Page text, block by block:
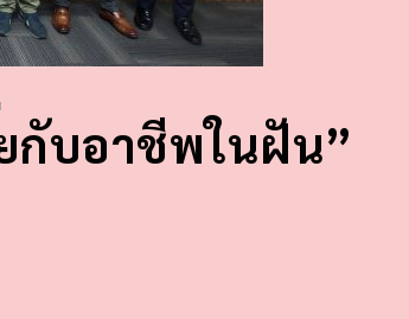
กับอาชีพในฝัน”